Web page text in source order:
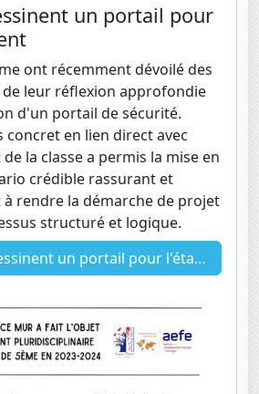
un portail pour
ont récemment dévoilé des
de leur réflexion approfondie
d'un portail de sécurité.
concret en lien direct avec
la classe a permis la mise en
crédible rassurant et
rendre la démarche de projet
structuré et logique.
un portail pour l'établissement